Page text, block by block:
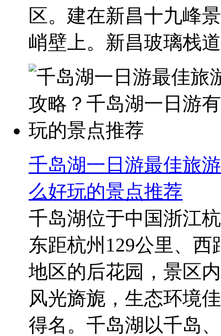
区。建在新昌十九峰
峭壁上。新昌玻璃栈
千岛湖一日游最佳旅
么好玩的景点推荐
千岛湖位于中国浙江
东距杭州129公里、
地区的后花园，景区
风光旖旎，生态环境
得名。千岛湖以千岛